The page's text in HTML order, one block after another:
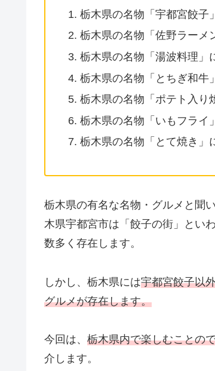
栃木県の名物「宇都宮餃子
栃木県の名物「佐野ラーメ
栃木県の名物「湯波料理」
栃木県の名物「とちぎ和牛
栃木県の名物「ポテト入り
栃木県の名物「いもフライ
栃木県の名物「とて焼き」
栃木県の有名な名物・グルメと聞
木県宇都宮市は「餃子の街」とい
数多く存在します。
しかし、栃木県には宇都宮餃子以
グルメが存在します。
今回は、 栃木県内で楽しむことの
介します。